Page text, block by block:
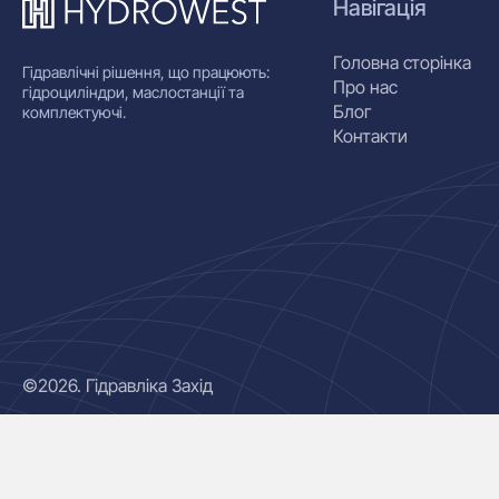
Гідравлічні рішення, що працюють:
гідроциліндри, маслостанції та
комплектуючі.
Навігація
Головна сторінка
Про нас
Блог
Контакти
©2026. Гідравліка Захід